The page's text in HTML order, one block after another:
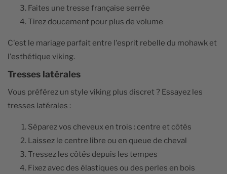
Faites une tresse française serrée
Tirez doucement pour plus de volume
C'est le mariage parfait entre l'esprit rebelle du mohawk et
l'esthétique viking.
Tresses latérales
Vous préférez un style viking plus discret ? Essayez les
tresses latérales :
Séparez vos cheveux en trois : centre et côtés
Laissez le centre libre ou en queue de cheval
Tressez les côtés depuis les tempes
Fixez avec des élastiques ou des perles en bois